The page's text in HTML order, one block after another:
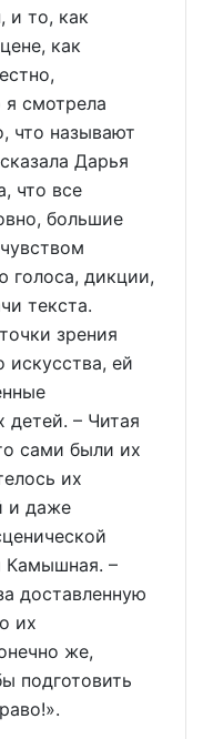
и то, как
как
смотрела
что называют
Дарья
что все
большие
дикции,
текста.
зрения
искусства, ей
детей. – Читая
сами были их
их
и даже
Камышная. –
доставленную
их
же,
подготовить